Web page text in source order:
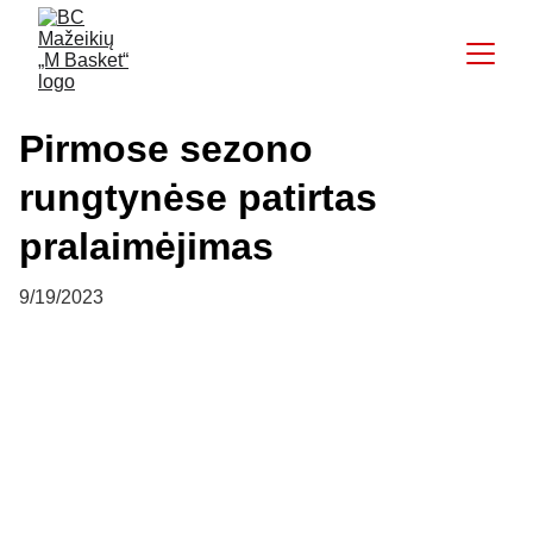
Pirmose sezono
rungtynėse patirtas
pralaimėjimas
9/19/2023